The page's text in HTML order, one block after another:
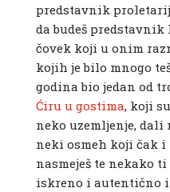
predstavnik
da budeš
čovek koji u onim
kojih je bilo mnogo
godina bio jedan od
Ćiru u gostima, koji
neko uzemljenje, dali
neki osmeh koji čak i
nasmeješ te nekako
iskreno i autentično